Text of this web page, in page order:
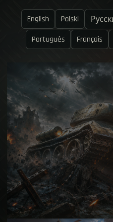
English Polski
Português
Français